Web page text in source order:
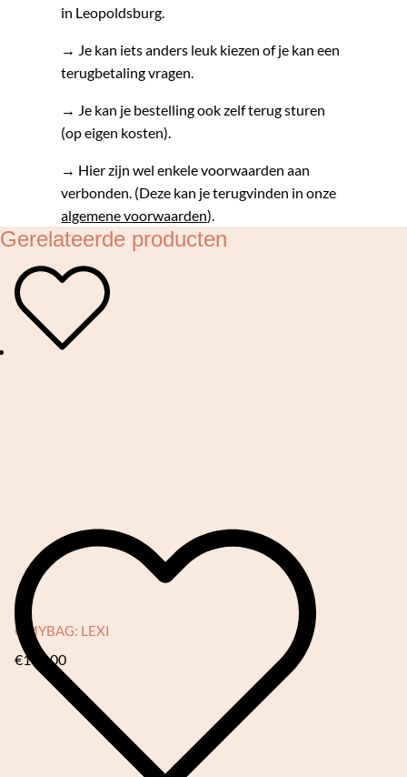
in Leopoldsburg.
→ Je kan iets anders leuk kiezen of je kan een
terugbetaling vragen.
→ Je kan je bestelling ook zelf terug sturen
(op eigen kosten).
→ Hier zijn wel enkele voorwaarden aan
verbonden. (Deze kan je terugvinden in onze
algemene voorwaarden).
Gerelateerde producten
OMYBAG: LEXI
€179,00